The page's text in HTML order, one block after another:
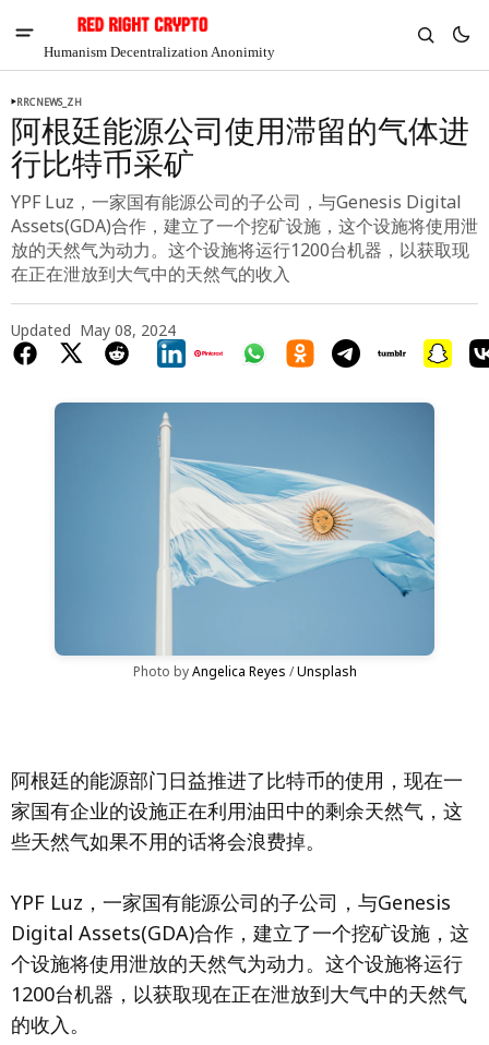
Humanism Decentralization Anonimity
RRCNEWS_ZH
阿根廷能源公司使用滞留的气体进
行比特币采矿
YPF Luz，一家国有能源公司的子公司，与Genesis Digital
Assets(GDA)合作，建立了一个挖矿设施，这个设施将使用泄
放的天然气为动力。这个设施将运行1200台机器，以获取现
在正在泄放到大气中的天然气的收入
Updated May 08, 2024
Photo by Angelica Reyes / Unsplash
阿根廷的能源部门日益推进了比特币的使用，现在一
家国有企业的设施正在利用油田中的剩余天然气，这
些天然气如果不用的话将会浪费掉。
YPF Luz，一家国有能源公司的子公司，与Genesis
Digital Assets(GDA)合作，建立了一个挖矿设施，这
个设施将使用泄放的天然气为动力。这个设施将运行
1200台机器，以获取现在正在泄放到大气中的天然气
的收入。